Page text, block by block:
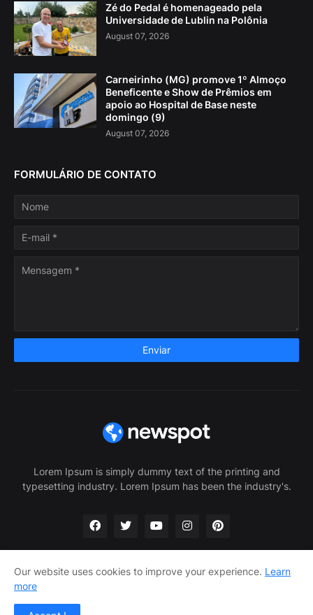
Zé do Pedal é homenageado pela
Universidade de Lublin na Polônia
August 07, 2026
Carneirinho (MG) promove 1º Almoço
Beneficente e Show de Prêmios em
apoio ao Hospital de Base neste
domingo (9)
August 07, 2026
FORMULÁRIO DE CONTATO
Lorem Ipsum is simply dummy text of the printing and
typesetting industry. Lorem Ipsum has been the industry's.
Our website uses cookies to improve your experience. Learn
more